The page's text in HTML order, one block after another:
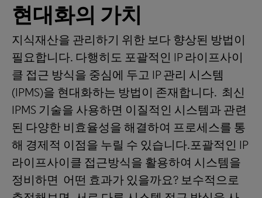
현대화의 가치
지식재산을 관리하기 위한 보다 향상된 방법이
필요합니다. 다행히도 포괄적인 IP 라이프사이
클 접근 방식을 중심에 두고 IP 관리 시스템
(IPMS)을 현대화하는 방법이 존재합니다. 최신
IPMS 기술을 사용하면 이질적인 시스템과 관련
된 다양한 비효율성을 해결하여 프로세스를 통
해 경제적 이점을 누릴 수 있습니다.포괄적인 IP
라이프사이클 접근방식을 활용하여 시스템을
정비하면 어떤 효과가 있을까요? 보수적으로